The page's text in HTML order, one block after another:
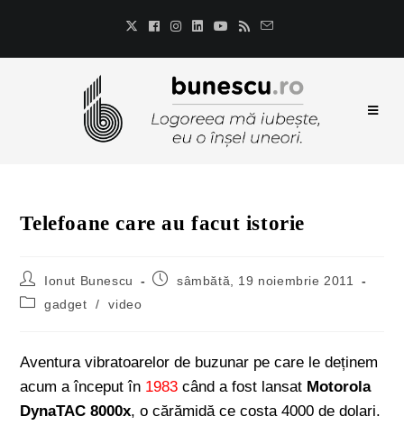
Telefoane care au facut istorie
Ionut Bunescu
sâmbătă, 19 noiembrie 2011
gadget
/ video
Aventura vibratoarelor de buzunar pe care le deținem
acum a început în 1983 când a fost lansat Motorola
DynaTAC 8000x, o cărămidă ce costa 4000 de dolari.